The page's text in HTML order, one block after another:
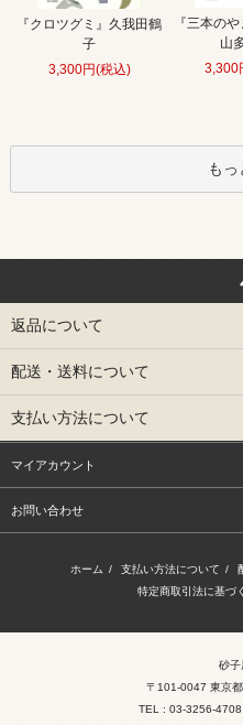
『クロツグミ』久我田鶴
子
3,300円(税込)
『三本の
山
3,300
もっ
返品について
配送・送料について
支払い方法について
マイアカウント
お問い合わせ
ホーム / 支払い方法について /
特定商取引法に基づ
砂子
〒101-0047 東京
TEL : 03-3256-